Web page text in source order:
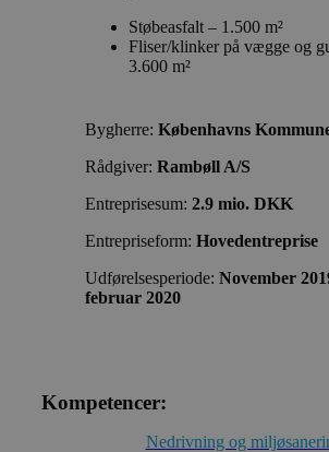
Støbeasfalt – 1.500 m²
Fliser/klinker på vægge og
3.600 m²
Bygherre: Københavns
Rådgiver: Rambøll A/S
Entreprisesum: 2.9 mio. DKK
Entrepriseform: Hovedentreprise
Udførelsesperiode: November
februar 2020
Kompetencer:
Nedrivning og